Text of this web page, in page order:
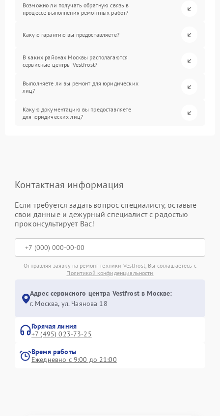
Возможно ли получать обратную связь в
процессе выполнения ремонтных работ?
Какую гарантию вы предоставляете?
В каких районах Москвы располагаются
сервисные центры Vestfrost?
Выполняете ли вы ремонт для юридических
лиц?
Какую документацию вы предоставляете
для юридических лиц?
Контактная информация
Если требуется задать вопрос специалисту, оставьте
свои данные и дежурный специалист с радостью
проконсультирует Вас!
Отправляя заявку на ремонт техники Vestfrost, Вы соглашаетесь с
Политикой конфиденциальности
Адрес сервисного центра Vestfrost в Москве:
г. Москва, ул. Чаянова 18
Горячая линия
+7 (495) 023-73-25
Время работы
Ежедневно с 9:00 до 21:00